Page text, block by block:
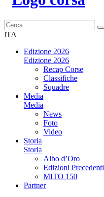
ITA
Edizione 2026
Edizione 2026
Recap Corse
Classifiche
Squadre
Media
Media
News
Foto
Video
Storia
Storia
Albo d’Oro
Edizioni Precedenti
MITO 150
Partner